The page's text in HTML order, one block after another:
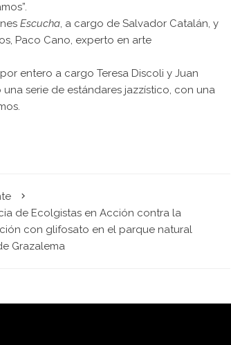
Escucha, a cargo de Salvador Catalán, y
Paco Cano, experto en arte
entero a cargo Teresa Discoli y Juan
serie de estándares jazzístico, con una
de Ecolgistas en Acción contra la
con glifosato en el parque natural
Grazalema